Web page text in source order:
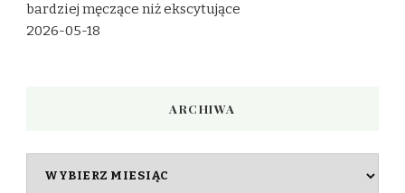
bardziej męczące niż ekscytujące
2026-05-18
ARCHIWA